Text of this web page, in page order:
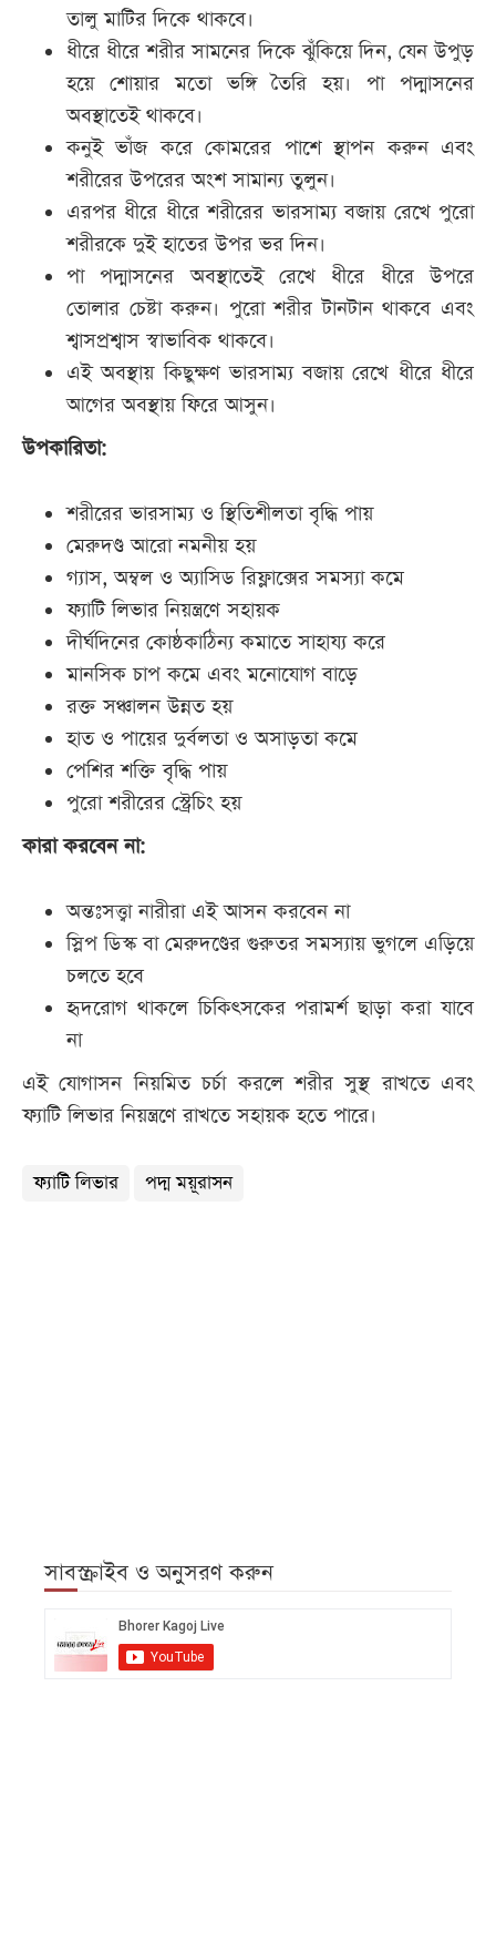
তালু মাটির দিকে থাকবে।
ধীরে ধীরে শরীর সামনের দিকে ঝুঁকিয়ে দিন, যেন উপুড়
হয়ে শোয়ার মতো ভঙ্গি তৈরি হয়। পা পদ্মাসনের
অবস্থাতেই থাকবে।
কনুই ভাঁজ করে কোমরের পাশে স্থাপন করুন এবং
শরীরের উপরের অংশ সামান্য তুলুন।
এরপর ধীরে ধীরে শরীরের ভারসাম্য বজায় রেখে পুরো
শরীরকে দুই হাতের উপর ভর দিন।
পা পদ্মাসনের অবস্থাতেই রেখে ধীরে ধীরে উপরে
তোলার চেষ্টা করুন। পুরো শরীর টানটান থাকবে এবং
শ্বাসপ্রশ্বাস স্বাভাবিক থাকবে।
এই অবস্থায় কিছুক্ষণ ভারসাম্য বজায় রেখে ধীরে ধীরে
আগের অবস্থায় ফিরে আসুন।
উপকারিতা:
শরীরের ভারসাম্য ও স্থিতিশীলতা বৃদ্ধি পায়
মেরুদণ্ড আরো নমনীয় হয়
গ্যাস, অম্বল ও অ্যাসিড রিফ্লাক্সের সমস্যা কমে
ফ্যাটি লিভার নিয়ন্ত্রণে সহায়ক
দীর্ঘদিনের কোষ্ঠকাঠিন্য কমাতে সাহায্য করে
মানসিক চাপ কমে এবং মনোযোগ বাড়ে
রক্ত সঞ্চালন উন্নত হয়
হাত ও পায়ের দুর্বলতা ও অসাড়তা কমে
পেশির শক্তি বৃদ্ধি পায়
পুরো শরীরের স্ট্রেচিং হয়
কারা করবেন না:
অন্তঃসত্ত্বা নারীরা এই আসন করবেন না
স্লিপ ডিস্ক বা মেরুদণ্ডের গুরুতর সমস্যায় ভুগলে এড়িয়ে
চলতে হবে
হৃদরোগ থাকলে চিকিৎসকের পরামর্শ ছাড়া করা যাবে
না
এই যোগাসন নিয়মিত চর্চা করলে শরীর সুস্থ রাখতে এবং
ফ্যাটি লিভার নিয়ন্ত্রণে রাখতে সহায়ক হতে পারে।
ফ্যাটি লিভার পদ্ম ময়ূরাসন
সাবস্ক্রাইব ও অনুসরণ করুন